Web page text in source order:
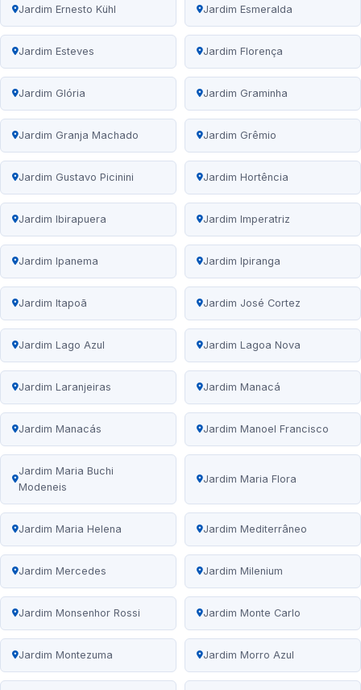
Jardim Ernesto Kühl Jardim Esmeralda
Jardim Esteves Jardim Florença
Jardim Glória Jardim Graminha
Jardim Granja Machado Jardim Grêmio
Jardim Gustavo Picinini Jardim Hortência
Jardim Ibirapuera Jardim Imperatriz
Jardim Ipanema Jardim Ipiranga
Jardim Itapoã Jardim José Cortez
Jardim Lago Azul Jardim Lagoa Nova
Jardim Laranjeiras Jardim Manacá
Jardim Manacás Jardim Manoel Francisco
Jardim Maria Buchi
Modeneis
Jardim Maria Flora
Jardim Maria Helena Jardim Mediterrâneo
Jardim Mercedes Jardim Milenium
Jardim Monsenhor Rossi Jardim Monte Carlo
Jardim Montezuma Jardim Morro Azul